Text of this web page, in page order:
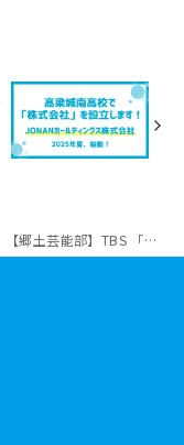
【郷土芸能部】TBS 「中高生ニュース」に出演しました！